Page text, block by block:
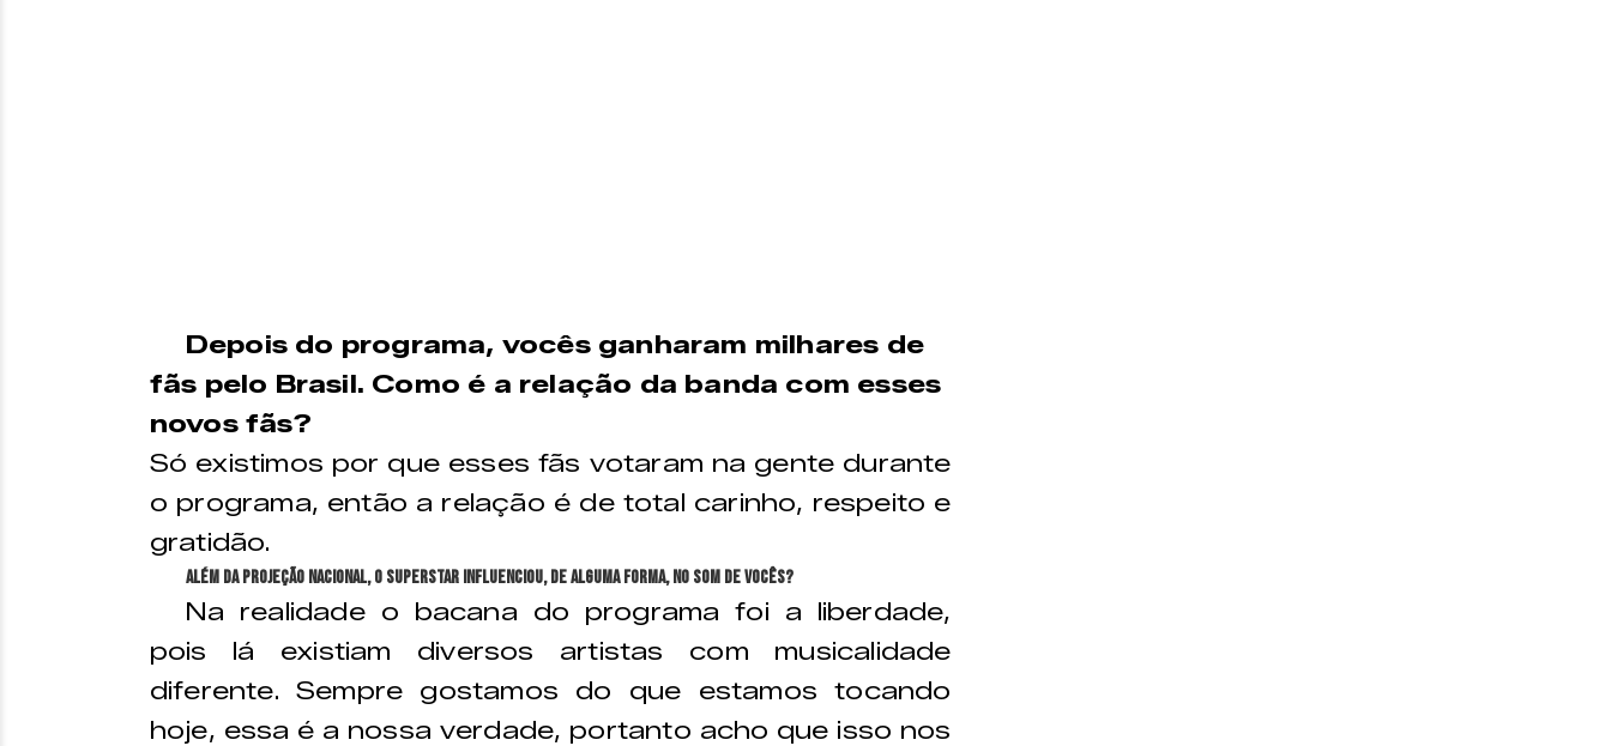
Depois do programa, vocês ganharam milhares de
fãs pelo Brasil. Como é a relação da banda com esses
novos fãs?
Só existimos por que esses fãs votaram na gente durante
o programa, então a relação é de total carinho, respeito e
gratidão.
Além da projeção nacional, o SuperStar influenciou, de alguma forma, no som de vocês?
Na realidade o bacana do programa foi a liberdade,
pois lá existiam diversos artistas com musicalidade
diferente. Sempre gostamos do que estamos tocando
hoje, essa é a nossa verdade, portanto acho que isso nos